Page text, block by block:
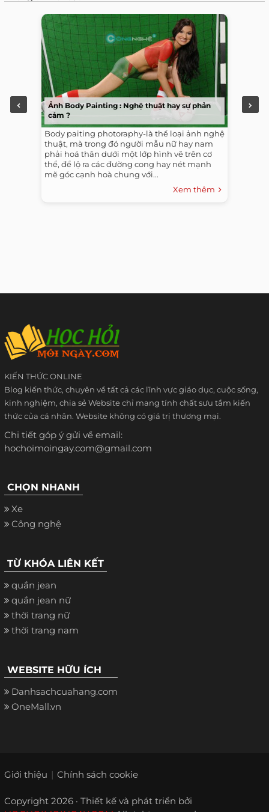
Ảnh Body Painting : Nghệ thuật hay sự phản
cảm ?
Body paiting photoraphy-là thể loại ảnh nghệ
thuật, mà trong đó người mẫu nữ hay nam
phải hoá thân dưới một lớp hình vẽ trên cơ
thể, để lộ ra các đường cong hay nét mạnh
mẽ góc cạnh hoà chung với...
Xem thêm
KIẾN THỨC ONLINE
Blog kiến thức, chuyên về tất cả các lĩnh vực giáo dục, cuộc sống,
kinh nghiệm, chia sẻ Website chỉ mang tính chất sưu tầm kiến
thức của cá nhân. Website không có giá trị thương mại.
Chi tiết góp ý gửi về email:
hochoimoingay.com@gmail.com
CHỌN NHANH
Xe
Công nghệ
TỪ KHÓA LIÊN KẾT
quần jean
quần jean nữ
thời trang nữ
thời trang nam
WEBSITE HỮU ÍCH
Danhsachcuahang.com
OneMall.vn
Giới thiệu Chính sách cookie
Copyright 2026 · Thiết kế và phát triển bởi